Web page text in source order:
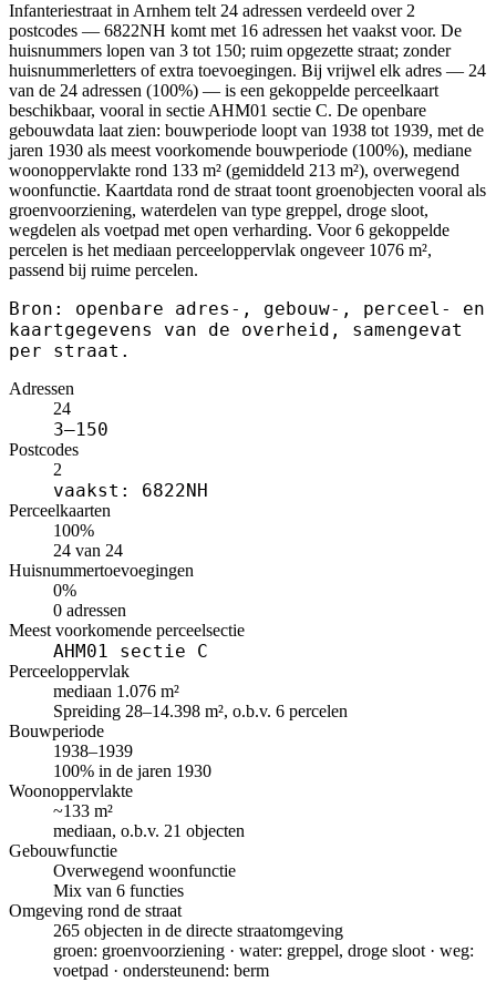
Infanteriestraat in Arnhem telt 24 adressen verdeeld over 2
postcodes — 6822NH komt met 16 adressen het vaakst voor. De
huisnummers lopen van 3 tot 150; ruim opgezette straat; zonder
huisnummerletters of extra toevoegingen. Bij vrijwel elk adres — 24
van de 24 adressen (100%) — is een gekoppelde perceelkaart
beschikbaar, vooral in sectie AHM01 sectie C. De openbare
gebouwdata laat zien: bouwperiode loopt van 1938 tot 1939, met de
jaren 1930 als meest voorkomende bouwperiode (100%), mediane
woonoppervlakte rond 133 m² (gemiddeld 213 m²), overwegend
woonfunctie. Kaartdata rond de straat toont groenobjecten vooral als
groenvoorziening, waterdelen van type greppel, droge sloot,
wegdelen als voetpad met open verharding. Voor 6 gekoppelde
percelen is het mediaan perceeloppervlak ongeveer 1076 m²,
passend bij ruime percelen.
Bron: openbare adres-, gebouw-, perceel- en
kaartgegevens van de overheid, samengevat
per straat.
Adressen
24
3–150
Postcodes
2
vaakst: 6822NH
Perceelkaarten
100%
24 van 24
Huisnummertoevoegingen
0%
0 adressen
Meest voorkomende perceelsectie
AHM01 sectie C
Perceeloppervlak
mediaan 1.076 m²
Spreiding 28–14.398 m², o.b.v. 6 percelen
Bouwperiode
1938–1939
100% in de jaren 1930
Woonoppervlakte
~133 m²
mediaan, o.b.v. 21 objecten
Gebouwfunctie
Overwegend woonfunctie
Mix van 6 functies
Omgeving rond de straat
265 objecten in de directe straatomgeving
groen: groenvoorziening · water: greppel, droge sloot · weg:
voetpad · ondersteunend: berm